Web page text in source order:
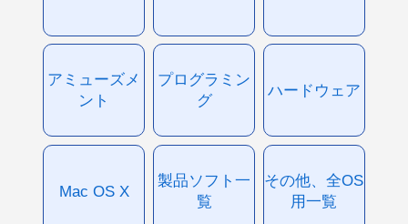
アミューズメ
ント
プログラミン
グ
ハードウェア
Mac OS X
製品ソフト一
覧
その他、全OS
用一覧